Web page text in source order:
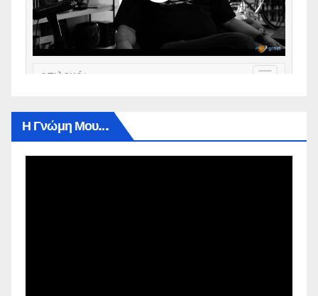
Η Γνώμη Μου…